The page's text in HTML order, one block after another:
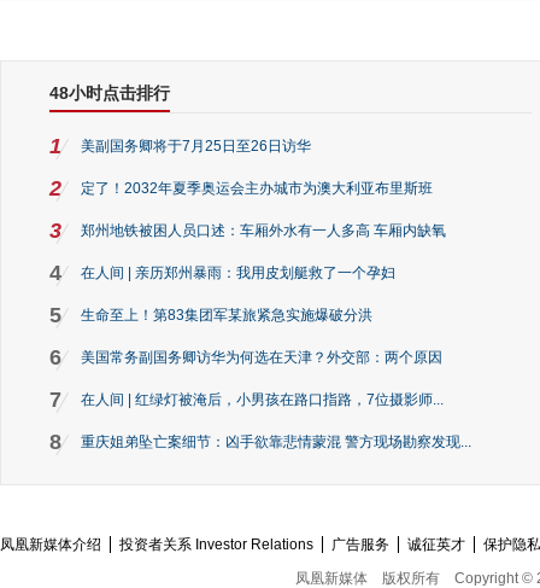
48小时点击排行
1 美副国务卿将于7月25日至26日访华
2 定了！2032年夏季奥运会主办城市为澳大利亚布里斯班
3 郑州地铁被困人员口述：车厢外水有一人多高 车厢内缺氧
4 在人间 | 亲历郑州暴雨：我用皮划艇救了一个孕妇
5 生命至上！第83集团军某旅紧急实施爆破分洪
6 美国常务副国务卿访华为何选在天津？外交部：两个原因
7 在人间 | 红绿灯被淹后，小男孩在路口指路，7位摄影师...
8 重庆姐弟坠亡案细节：凶手欲靠悲情蒙混 警方现场勘察发现...
凤凰新媒体介绍 投资者关系 Investor Relations 广告服务 诚征英才
保护隐
凤凰新媒体
版权所有 Copyright ©